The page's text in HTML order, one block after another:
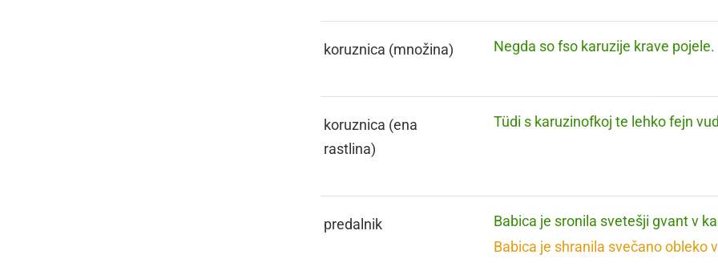
koruznica (množina) Negda so fso karuzije krave pojele.
koruznica (ena
rastlina)
Tüdi s karuzinofkoj te lehko fejn
predalnik
Babica je sronila svetešji gvant v
Babica je shranila svečano obleko